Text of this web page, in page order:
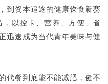
到资本追逐的健康饮食新赛
以控卡、营养、方便、省
迅速成为当代青年美味与健
代餐到底能不能减肥，健不